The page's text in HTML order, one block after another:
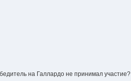
на Галлардо не принимал участие?